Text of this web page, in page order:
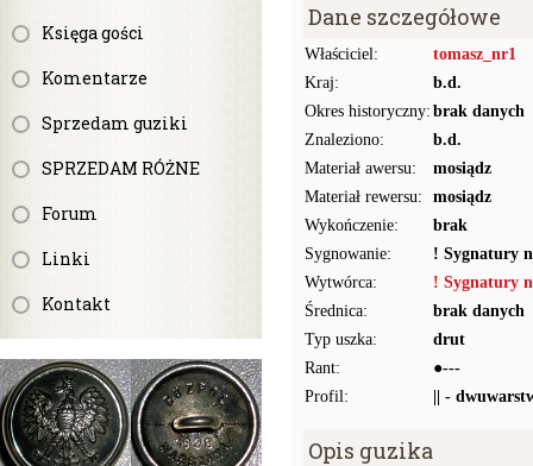
Księga gości
Komentarze
Sprzedam guziki
SPRZEDAM RÓŻNE
Forum
Linki
Kontakt
Dane szczegółowe
Właściciel:
tomasz_nr1
Kraj:
b.d.
Okres historyczny: brak danych
Znaleziono:
b.d.
Materiał awersu:
mosiądz
Materiał rewersu:
mosiądz
Wykończenie:
brak
Sygnowanie:
! Sygnatury
Wytwórca:
! Sygnatury
Średnica:
brak danych
Typ uszka:
drut
Rant:
●---
Profil:
|| -
Opis guzika